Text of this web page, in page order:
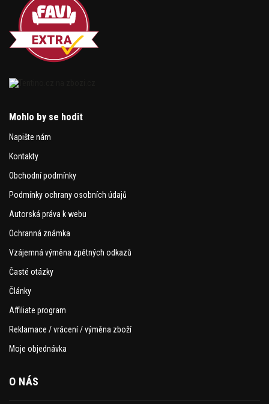
Mohlo by se hodit
Napište nám
Kontakty
Obchodní podmínky
Podmínky ochrany osobních údajů
Autorská práva k webu
Ochranná známka
Vzájemná výměna zpětných odkazů
Časté otázky
Články
Affiliate program
Reklamace / vrácení / výměna zboží
Moje objednávka
O NÁS